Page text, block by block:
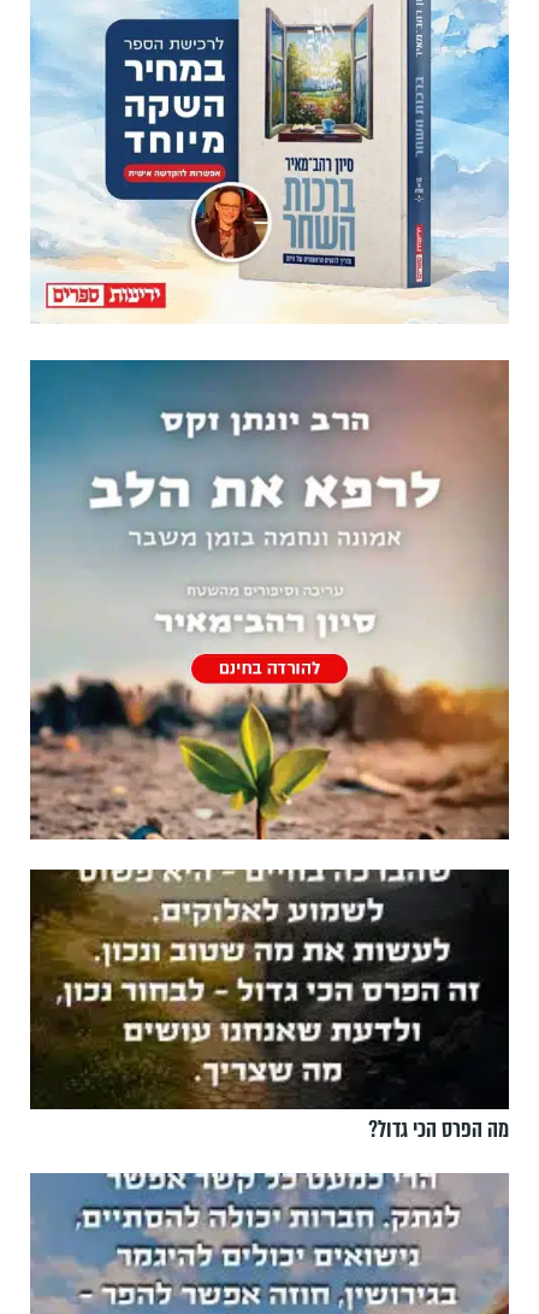
מה הפרס הכי גדול?